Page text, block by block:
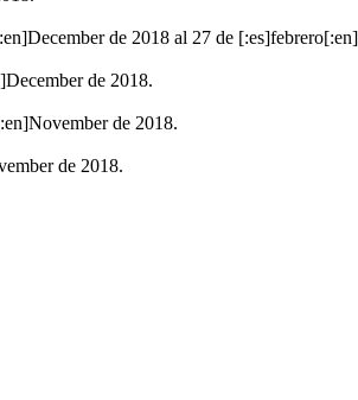
de 2018 al 27 de
de 2018.
de 2018.
de 2018.